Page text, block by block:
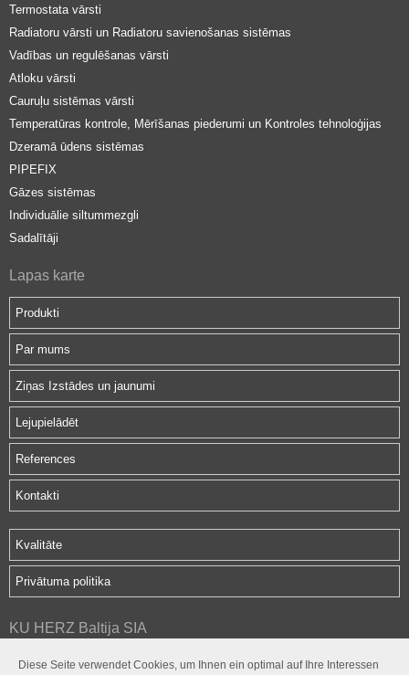
Diese Seite verwendet Cookies, um Ihnen ein optimal auf Ihre Interessen
Termostata vārsti
Radiatoru vārsti un Radiatoru savienošanas sistēmas
Vadības un regulēšanas vārsti
Atloku vārsti
Cauruļu sistēmas vārsti
Temperatūras kontrole, Mērīšanas piederumi un Kontroles tehnoloģijas
Dzeramā ūdens sistēmas
PIPEFIX
Gāzes sistēmas
Individuālie siltummezgli
Sadalītāji
Lapas karte
Produkti
Par mums
Ziņas Izstādes un jaunumi
Lejupielādēt
References
Kontakti
Kvalitāte
Privātuma politika
KU HERZ Baltija SIA